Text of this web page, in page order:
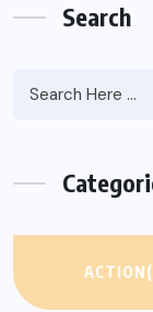
Search
ACTION